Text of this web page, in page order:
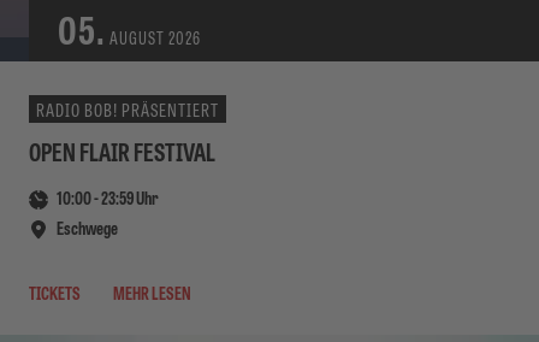
05. AUGUST 2026
RADIO BOB! PRÄSENTIERT
OPEN FLAIR FESTIVAL
10:00-23:59Uhr
Eschwege
TICKETS MEHR LESEN